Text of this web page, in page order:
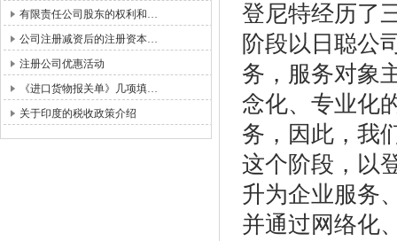
有限责任公司股东的权利和…
公司注册减资后的注册资本…
注册公司优惠活动
《进口货物报关单》几项填…
关于印度的税收政策介绍
登尼特经历了
阶段以日聪公
务，服务对象
念化、专业化
务，因此，我
这个阶段，以
升为企业服务
并通过网络化